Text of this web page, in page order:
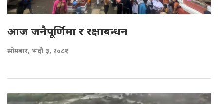
आज जनैपूर्णिमा र रक्षाबन्धन
सोमबार, भदौ ३, २०८१